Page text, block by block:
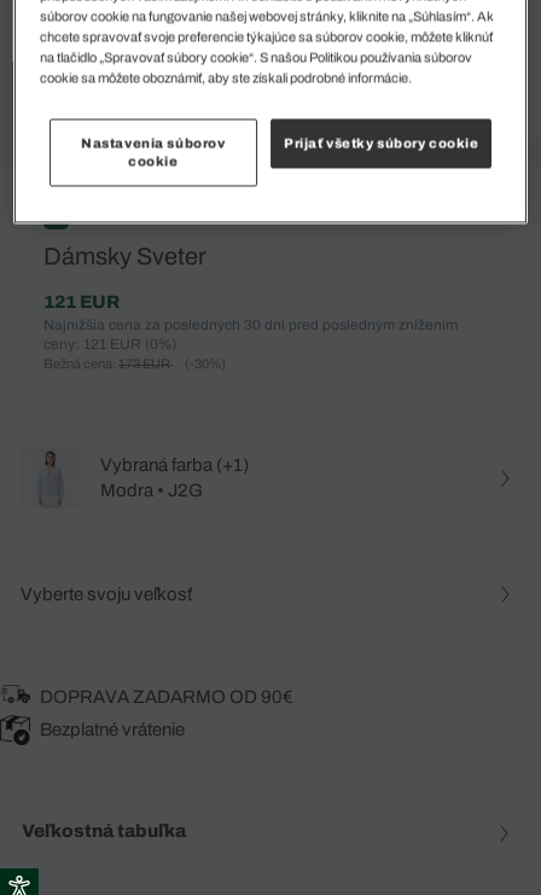
%
Dámsky Sveter
121 EUR
Najnižšia cena za posledných 30 dní pred posledným znížením
ceny: 121 EUR (0%)
Bežná cena: 173 EUR (-30%)
Vybraná farba (+1)
Modra • J2G
Vyberte svoju veľkosť
DOPRAVA ZADARMO OD 90€
Bezplatné vrátenie
Veľkostná tabuľka
súborov cookie na fungovanie našej webovej stránky, kliknite na „Súhlasím“. Ak
chcete spravovať svoje preferencie týkajúce sa súborov cookie, môžete kliknúť
na tlačidlo „Spravovať súbory cookie“. S našou Politikou používania súborov
cookie sa môžete oboznámiť, aby ste získali podrobné informácie.
Nastavenia súborov
cookie
Prijať všetky súbory cookie